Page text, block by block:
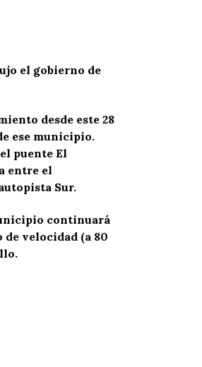
el gobierno de
desde este 28
ese municipio.
puente El
entre el
Sur.
continuará
velocidad (a 80